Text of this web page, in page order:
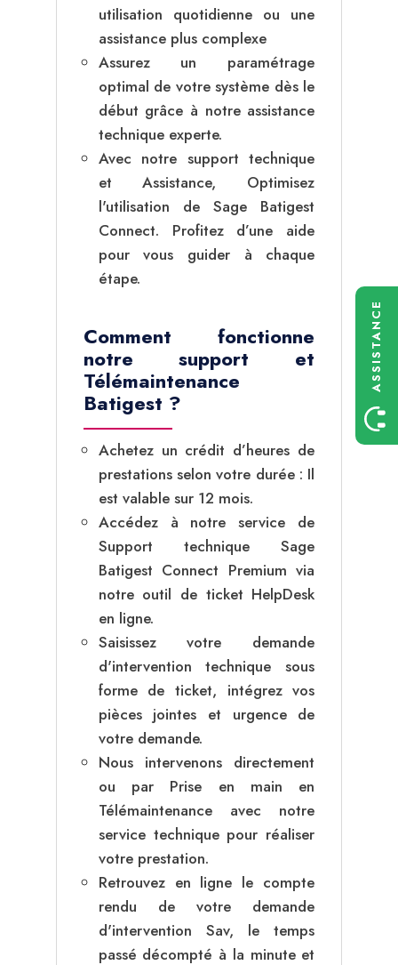
utilisation quotidienne ou une
assistance plus complexe
Assurez un paramétrage
optimal de votre système dès le
début grâce à notre assistance
technique experte.
Avec notre support technique
et Assistance, Optimisez
l'utilisation de Sage Batigest
Connect. Profitez d’une aide
pour vous guider à chaque
étape.
Comment fonctionne
notre support et
Télémaintenance
Batigest ?
Achetez un crédit d’heures de
prestations selon votre durée : Il
est valable sur 12 mois.
Accédez à notre service de
Support technique Sage
Batigest Connect Premium via
notre outil de ticket HelpDesk
en ligne.
Saisissez votre demande
d'intervention technique sous
forme de ticket, intégrez vos
pièces jointes et urgence de
votre demande.
Nous intervenons directement
ou par Prise en main en
Télémaintenance avec notre
service technique pour réaliser
votre prestation.
Retrouvez en ligne le compte
rendu de votre demande
d'intervention Sav, le temps
passé décompté à la minute et
ASSISTANCE